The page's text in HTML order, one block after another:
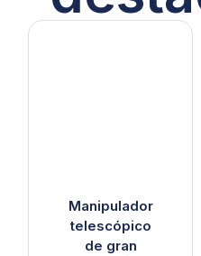
Manipulador
telescópico
de gran